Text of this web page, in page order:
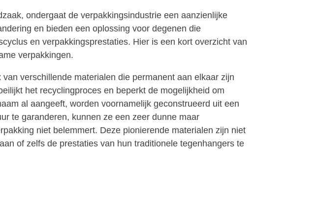
ondergaat de verpakkingsindustrie een aanzienlijke
en bieden een oplossing voor degenen die
en verpakkingsprestaties. Hier is een kort overzicht van
verpakkingen.
verschillende materialen die permanent aan elkaar zijn
het recyclingproces en beperkt de mogelijkheid om
al aangeeft, worden voornamelijk geconstrueerd uit een
te garanderen, kunnen ze een zeer dunne maar
niet belemmert. Deze pionierende materialen zijn niet
of zelfs de prestaties van hun traditionele tegenhangers te